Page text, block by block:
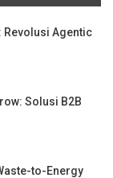
Revolusi Agentic
Solusi B2B
to-Energy